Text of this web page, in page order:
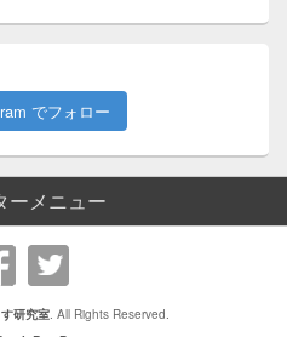
でフォロー
ーメニュー
研究室. All Rights Reserved.